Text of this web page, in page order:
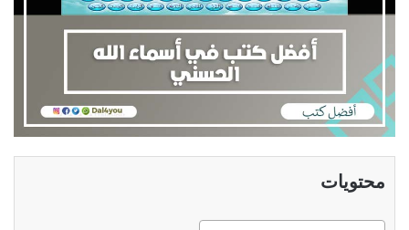
محتويات